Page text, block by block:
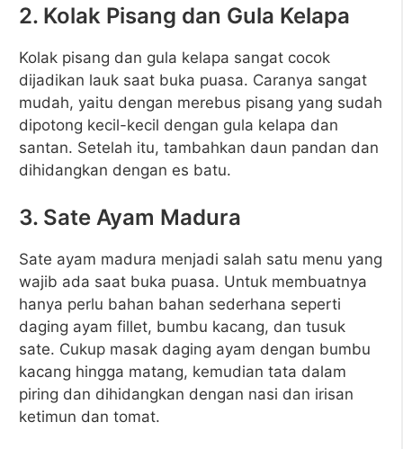
2. Kolak Pisang dan Gula Kelapa
Kolak pisang dan gula kelapa sangat cocok
dijadikan lauk saat buka puasa. Caranya sangat
mudah, yaitu dengan merebus pisang yang sudah
dipotong kecil-kecil dengan gula kelapa dan
santan. Setelah itu, tambahkan daun pandan dan
dihidangkan dengan es batu.
3. Sate Ayam Madura
Sate ayam madura menjadi salah satu menu yang
wajib ada saat buka puasa. Untuk membuatnya
hanya perlu bahan bahan sederhana seperti
daging ayam fillet, bumbu kacang, dan tusuk
sate. Cukup masak daging ayam dengan bumbu
kacang hingga matang, kemudian tata dalam
piring dan dihidangkan dengan nasi dan irisan
ketimun dan tomat.